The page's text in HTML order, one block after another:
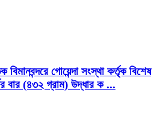
গোয়েন্দা সংস্থা কর্তৃক বিশেষ
বার (৪৩২ গ্রাম) উদ্ধার ক ...